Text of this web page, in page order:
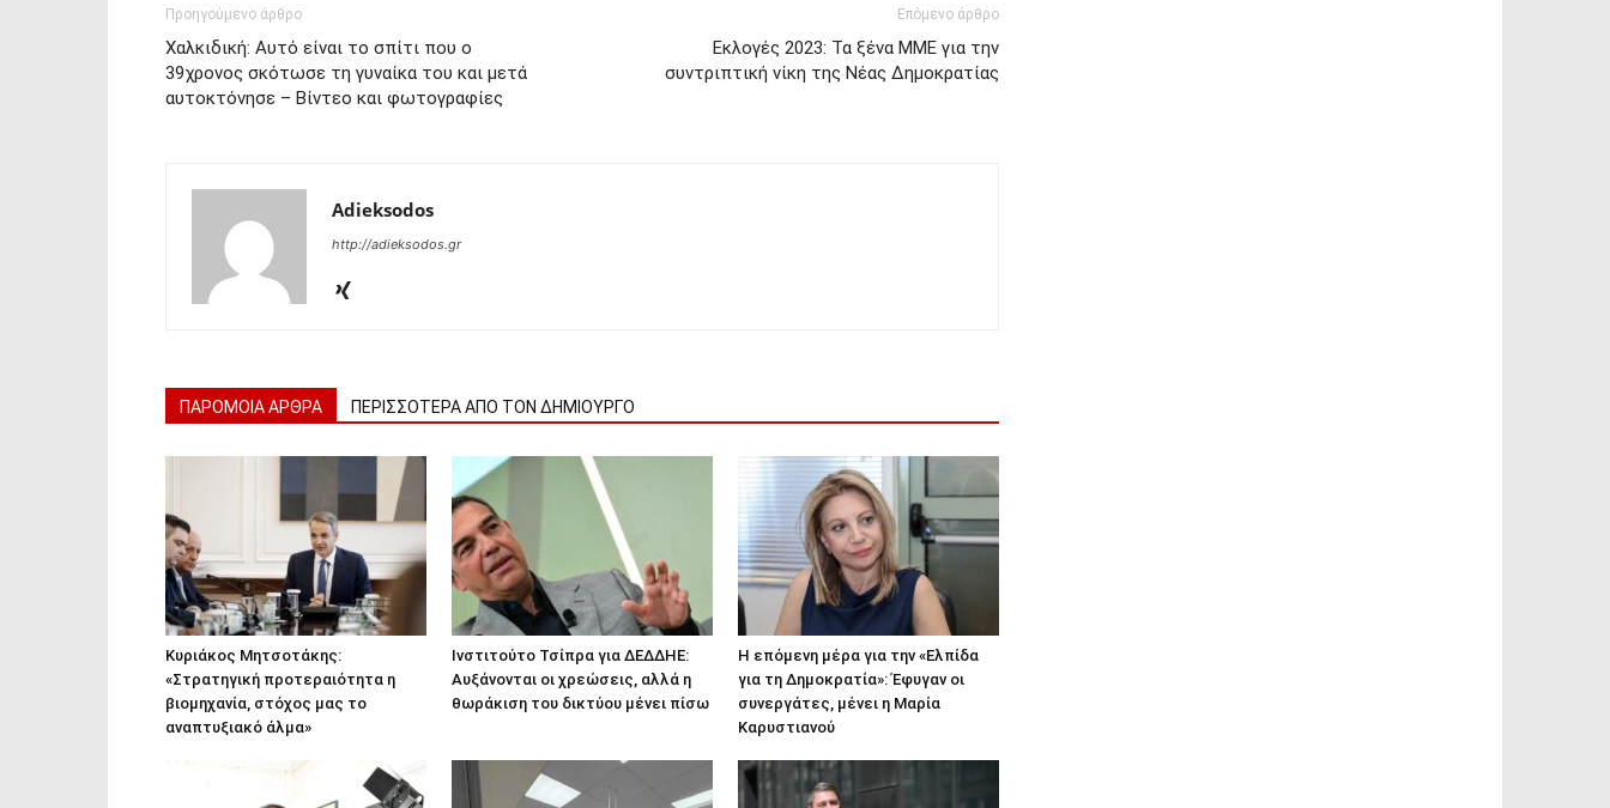
Προηγούμενο άρθρο
Χαλκιδική: Αυτό είναι το σπίτι που ο
39χρονος σκότωσε τη γυναίκα του και μετά
αυτοκτόνησε – Βίντεο και φωτογραφίες
Επόμενο άρθρο
Εκλογές 2023: Τα ξένα ΜΜΕ για την
συντριπτική νίκη της Νέας Δημοκρατίας
Adieksodos
http://adieksodos.gr
ΠΑΡΟΜΟΙΑ ΑΡΘΡΑ ΠΕΡΙΣΣΟΤΕΡΑ ΑΠΟ ΤΟΝ ΔΗΜΙΟΥΡΓΟ
Κυριάκος Μητσοτάκης:
«Στρατηγική προτεραιότητα η
βιομηχανία, στόχος μας το
αναπτυξιακό άλμα»
Ινστιτούτο Τσίπρα για ΔΕΔΔΗΕ:
Αυξάνονται οι χρεώσεις, αλλά η
θωράκιση του δικτύου μένει πίσω
Η επόμενη μέρα για την «Ελπίδα
για τη Δημοκρατία»: Έφυγαν οι
συνεργάτες, μένει η Μαρία
Καρυστιανού